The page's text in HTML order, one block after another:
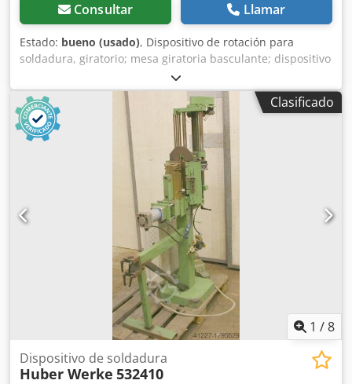
Consultar Llamar
Estado: bueno (usado), Dispositivo de rotación para
soldadura, giratorio; mesa giratoria basculante; dispositivo
de rotación de recipientes; dispositivo de rotación para
soldadura; dispositivo de rotación para soldadura; equipo
de soldadura; mesa giratoria para soldadura; mesa
giratoria y basculante para soldadura; dispositivo de
rotación para soldadura; mesa giratoria basculante para
soldadura. Djdpoh D Il Tjfx Aklowa -Fabricante: Kistler,
mesa giratoria para soldadura basculante con base móvil.
-Plato giratorio: Ø 400 mm -Velocidad de rotación: de 0,08
a 6,3 rpm / de 0,01 a 8 m/min a Ø 400 mm -Sentido de
rotación: derecha/izquierda -Ejes: 2 unidades -Inclinación:
manual -Ajuste de altura: no -Cantidad: 1 unidad
disponible -Dimensiones totales: 740/580/H630 mm -Peso:
Clasificado
1 /8
Dispositivo de soldadura
Huber Werke 532410